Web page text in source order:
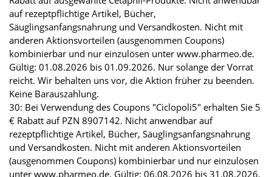
auf rezeptpflichtige Artikel, Bücher,
Säuglingsanfangsnahrung und Versandkosten. Nicht mit
anderen Aktionsvorteilen (ausgenommen Coupons)
kombinierbar und nur einzulösen unter www.pharmeo.de.
Gültig: 01.08.2026 bis 01.09.2026. Nur solange der Vorrat
reicht. Wir behalten uns vor, die Aktion früher zu beenden.
Keine Barauszahlung.
30: Bei Verwendung des Coupons "Ciclopoli5" erhalten Sie 5
€ Rabatt auf PZN 8907142. Nicht anwendbar auf
rezeptpflichtige Artikel, Bücher, Säuglingsanfangsnahrung
und Versandkosten. Nicht mit anderen Aktionsvorteilen
(ausgenommen Coupons) kombinierbar und nur einzulösen
unter www.pharmeo.de. Gültig: 06.08.2026 bis 31.08.2026.